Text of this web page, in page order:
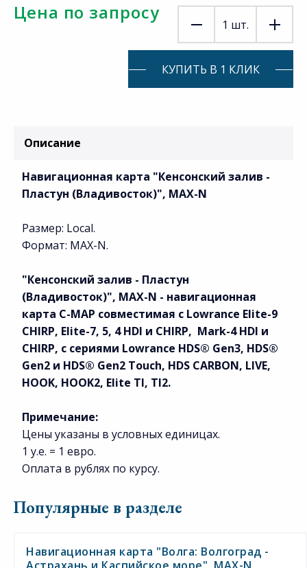
Цена по запросу
1 шт.
КУПИТЬ В 1 КЛИК
Описание
Навигационная карта "Кенсонский залив -
Пластун (Владивосток)", MAX-N
Размер: Local.
Формат: MAX-N.
"Кенсонский залив - Пластун
(Владивосток)", MAX-N - навигационная
карта C-MAP совместимая с Lowrance Elite-9
CHIRP, Elite-7, 5, 4 HDI и CHIRP, Mark-4 HDI и
CHIRP, с сериями Lowrance HDS® Gen3, HDS®
Gen2 и HDS® Gen2 Touch, HDS CARBON, LIVE,
HOOK, HOOK2, Elite TI, TI2.
Примечание:
Цены указаны в условных единицах.
1 у.е. = 1 евро.
Оплата в рублях по курсу.
Популярные в разделе
Навигационная карта "Волга: Волгоград -